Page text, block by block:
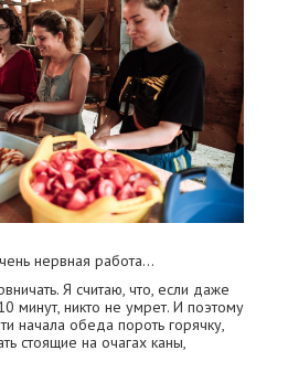
нервная работа…
Я считаю, что, если даже
минут, никто не умрет. И поэтому
начала обеда пороть горячку,
стоящие на очагах каны,